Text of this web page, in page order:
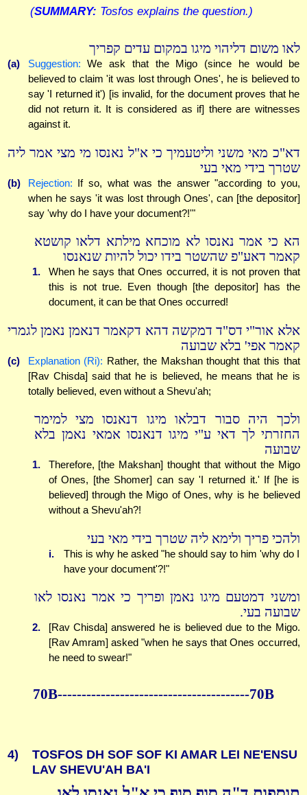
(SUMMARY: Tosfos explains the question.)
לאו משום דליהוי מיגו במקום עדים קפריך
(a) Suggestion: We ask that the Migo (since he would be
believed to claim 'it was lost through Ones', he is believed to
say 'I returned it') [is invalid, for the document proves that he
did not return it. It is considered as if] there are witnesses
against it.
דא"כ מאי משני וליטעמיך כי א"ל נאנסו מי מצי אמר ליה
שטרך בידי מאי בעי
(b) Rejection: If so, what was the answer "according to you,
when he says 'it was lost through Ones', can [the depositor]
say 'why do I have your document?!'"
הא כי אמר נאנסו לא מוכחא מילתא דלאו קושטא
קאמר דאע"פ שהשטר בידו יכול להיות שנאנסו
1.
When he says that Ones occurred, it is not proven that
this is not true. Even though [the depositor] has the
document, it can be that Ones occurred!
אלא אור"י דס"ד דמקשה דהא דקאמר דנאמן נאמן לגמרי
קאמר אפי' בלא שבועה
(c) Explanation (Ri): Rather, the Makshan thought that this that
[Rav Chisda] said that he is believed, he means that he is
totally believed, even without a Shevu'ah;
ולכך היה סבור דבלאו מיגו דנאנסו מצי למימר
החזרתי לך דאי ע"י מיגו דנאנסו אמאי נאמן בלא
שבועה
1.
Therefore, [the Makshan] thought that without the Migo
of Ones, [the Shomer] can say 'I returned it.' If [he is
believed] through the Migo of Ones, why is he believed
without a Shevu'ah?!
ולהכי פריך ולימא ליה שטרך בידי מאי בעי
i.
This is why he asked "he should say to him 'why do I
have your document'?!"
ומשני דמטעם מיגו נאמן ופריך כי אמר נאנסו לאו
שבועה בעי.
2.
[Rav Chisda] answered he is believed due to the Migo.
[Rav Amram] asked "when he says that Ones occurred,
he need to swear!"
70B----------------------------------------70B
4)
TOSFOS DH SOF SOF KI AMAR LEI NE'ENSU
LAV SHEVU'AH BA'I